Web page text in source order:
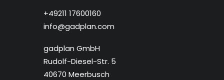
+49211 17600160
info@gadplan.com
gadplan GmbH
Rudolf-Diesel-Str. 5
40670 Meerbusch